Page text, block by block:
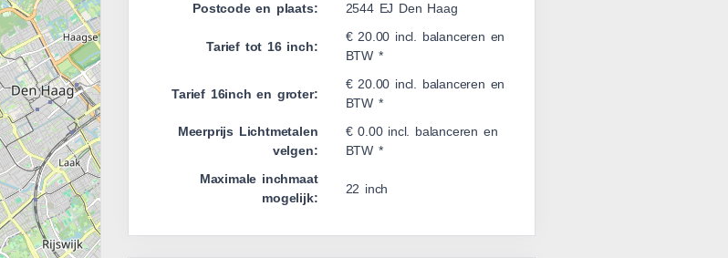
Postcode en plaats:
2544 EJ Den Haag
Tarief tot 16 inch:
€ 20.00 incl. balanceren en
BTW *
Tarief 16inch en groter:
€ 20.00 incl. balanceren en
BTW *
Meerprijs Lichtmetalen
velgen:
€ 0.00 incl. balanceren en
BTW *
Maximale inchmaat
mogelijk:
22 inch